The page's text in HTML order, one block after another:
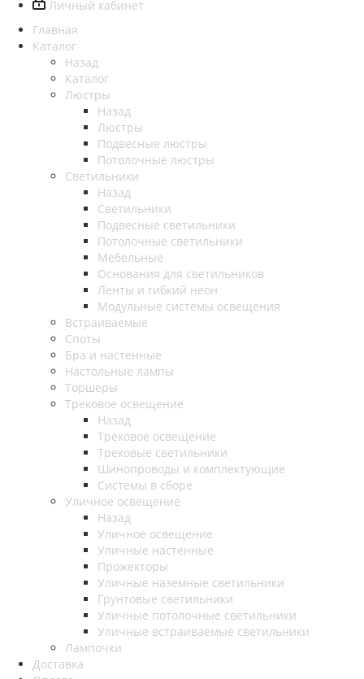
Личный кабинет
Главная
Каталог
Назад
Каталог
Люстры
Назад
Люстры
Подвесные люстры
Потолочные люстры
Светильники
Назад
Светильники
Подвесные светильники
Потолочные светильники
Мебельные
Основания для светильников
Ленты и гибкий неон
Модульные системы освещения
Встраиваемые
Споты
Бра и настенные
Настольные лампы
Торшеры
Трековое освещение
Назад
Трековое освещение
Трековые светильники
Шинопроводы и комплектующие
Системы в сборе
Уличное освещение
Назад
Уличное освещение
Уличные настенные
Прожекторы
Уличные наземные светильники
Грунтовые светильники
Уличные потолочные светильники
Уличные встраиваемые светильники
Лампочки
Доставка